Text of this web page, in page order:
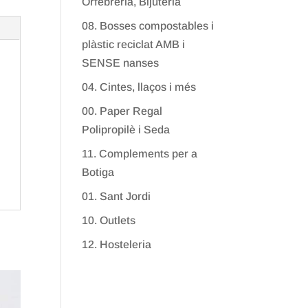
08. Bosses compostables i
plàstic reciclat AMB i
SENSE nanses
04. Cintes, llaços i més
00. Paper Regal
Polipropilè i Seda
11. Complements per a
Botiga
01. Sant Jordi
10. Outlets
12. Hosteleria